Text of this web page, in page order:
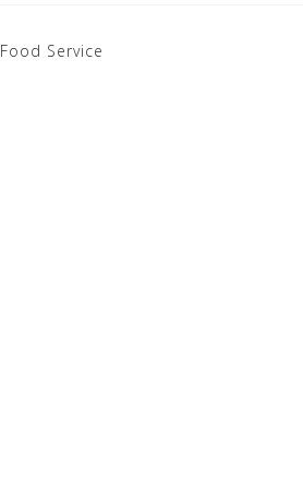
Beitragsnavigation
Food Service